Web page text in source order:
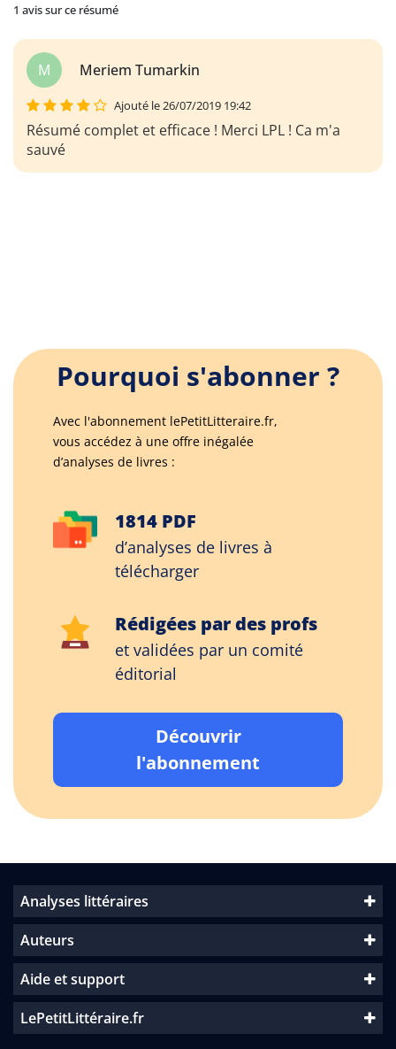
1 avis sur ce résumé
M Meriem Tumarkin
Ajouté le 26/07/2019 19:42
Résumé complet et efficace ! Merci LPL ! Ca m'a
sauvé
Pourquoi s'abonner ?
Avec l'abonnement lePetitLitteraire.fr,
vous accédez à une offre inégalée
d’analyses de livres :
1814 PDF
d’analyses de livres à
télécharger
Rédigées par des profs
et validées par un comité
éditorial
Découvrir
l'abonnement
Analyses littéraires
Auteurs
Aide et support
LePetitLittéraire.fr